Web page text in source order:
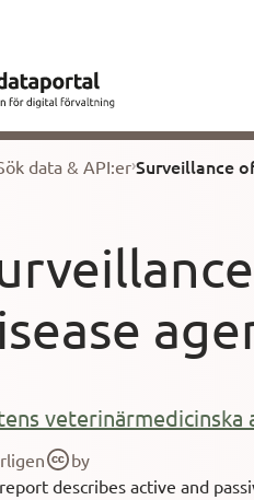
data & API:er Surveillance
veterinärmedicinska
by
describes active and